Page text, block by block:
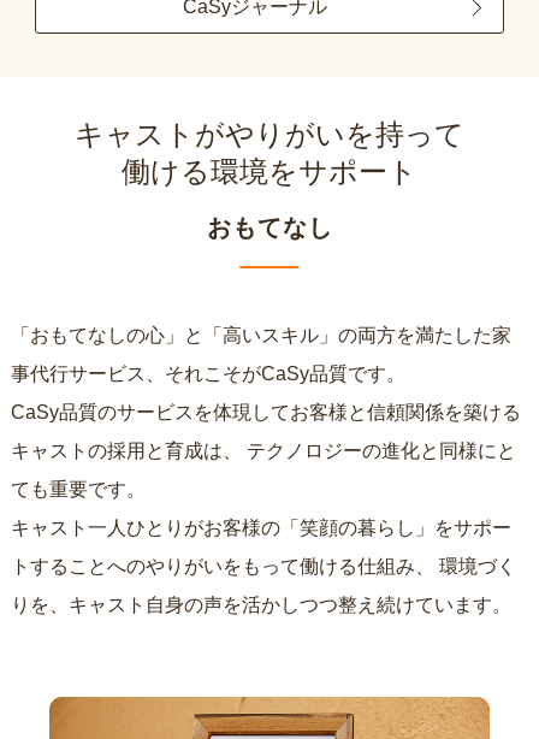
CaSyジャーナル
キャストがやりがいを持って
働ける環境をサポート
おもてなし
「おもてなしの心」と「高いスキル」の両方を満たした家
事代行サービス、それこそがCaSy品質です。
CaSy品質のサービスを体現してお客様と信頼関係を築ける
キャストの採用と育成は、
ても重要です。
キャスト一人ひとりがお客様の「笑顔の暮らし」をサポー
トすることへのやりがいをもって働ける仕組み、
りを、キャスト自身の声を活かしつつ整え続けています。